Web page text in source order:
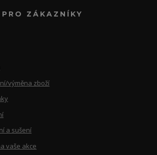
ZÁKAZNÍKY
výměna zboží
a sušení
vaše akce